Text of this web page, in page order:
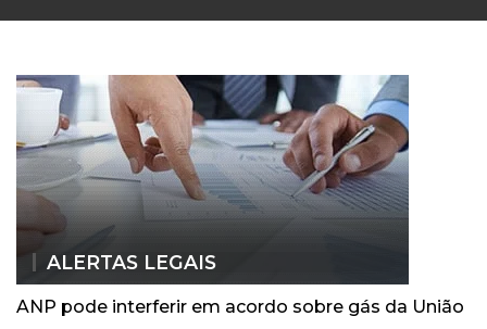
ALERTAS LEGAIS
ANP pode interferir em acordo sobre gás da União